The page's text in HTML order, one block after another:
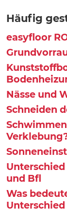
Häufig
easyfloor
Nässe und
Schneiden
und Bfl
Was